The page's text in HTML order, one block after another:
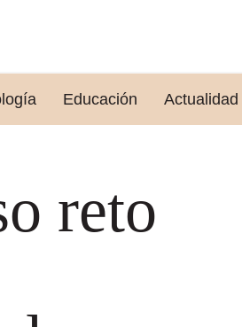
Educación Actualidad
reto